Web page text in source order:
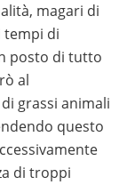
magari di
tempi di
posto di tutto
al
grassi animali
questo
di troppi